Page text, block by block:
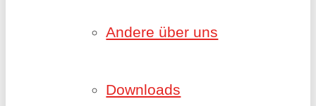
Andere über uns
Downloads